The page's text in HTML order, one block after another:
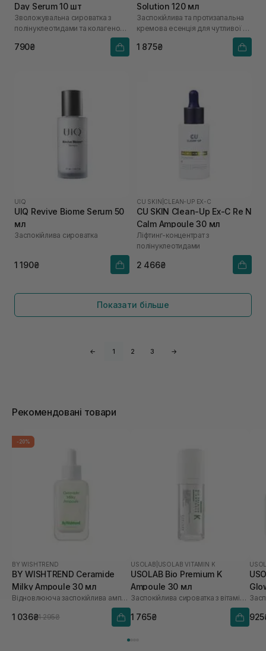
Day Serum 10 шт
Зволожувальна сироватка з
полінуклеотидами та колагеном
790₴
Solution 120 мл
Заспокійлива та протизапальна
кремова есенція для чутливої та
1 875₴
UIQ
UIQ Revive Biome Serum 50
мл
Заспокійлива сироватка
1 190₴
CU SKIN CLEAN-UP EX-C
CU SKIN Clean-Up Ex-C Re N
Calm Ampoule 30 мл
Ліфтинг-концентрат з
полінуклеотидами
2 466₴
Показати більше
← 1 2 3 →
Рекомендовані товари
-20%
BY WISHTREND
BY WISHTREND Ceramide
Milky Ampoule 30 мл
Відновлююча заспокійлива ампула для обличчя
1 036₴1 295₴
USOLAB USOLAB VITAMIN K
USOLAB Bio Premium K
Ampoule 30 мл
Заспокійлива сироватка з вітаміном K
1 765₴